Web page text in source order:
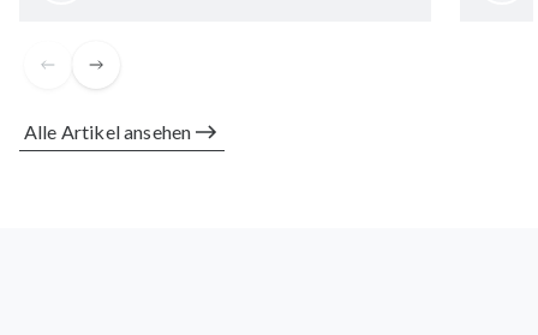
Alle Artikel ansehen